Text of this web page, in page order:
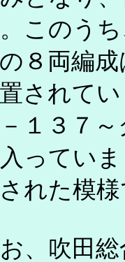
このう
８両編
されて
１３７
ってい
れた模様
、吹田